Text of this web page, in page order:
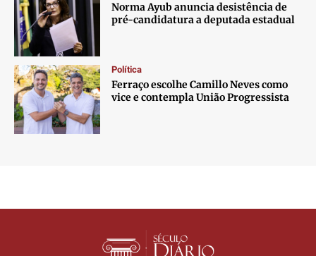
Norma Ayub anuncia desistência de
pré-candidatura a deputada estadual
Política
Ferraço escolhe Camillo Neves como
vice e contempla União Progressista